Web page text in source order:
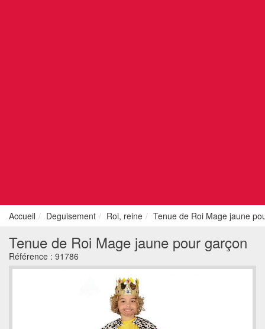
Accueil Deguisement Roi, reine Tenue de Roi Mage jaune
Tenue de Roi Mage jaune pour garçon
Référence : 91786